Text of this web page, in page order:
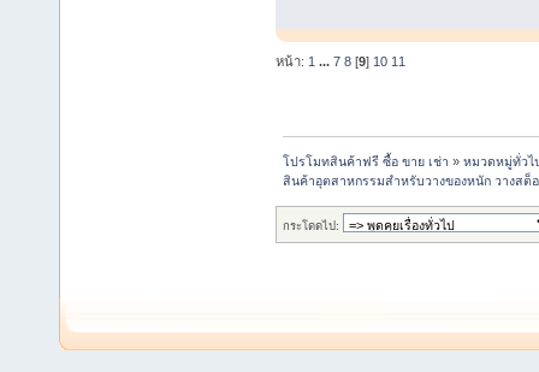
หน้า: 1 ... 7 8 [9] 10 11
โปรโมทสินค้าฟรี ซื้อ ขาย เช่า »หมวดหมู่ทั่วไ
สินค้าอุตสาหกรรมสำหรับวางของหนัก วางสต็
กระโดดไป: